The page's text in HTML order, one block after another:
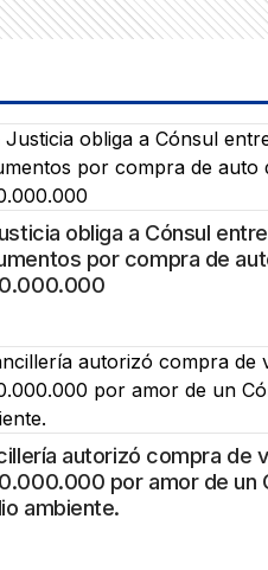
obliga a Cónsul
por compra de
autorizó compra de
por amor de un
ambiente.